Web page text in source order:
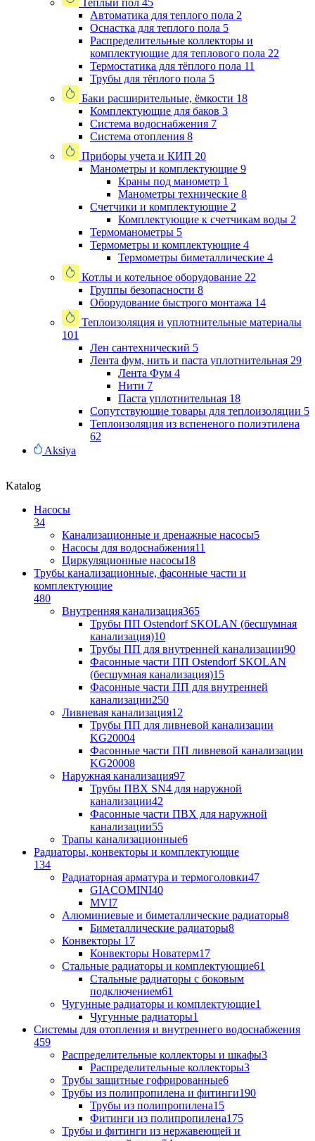
Теплый пол 45
Автоматика для теплого пола 2
Оснастка для теплого пола 5
Распределительные коллекторы и
комплектующие для теплового пола 22
Термостатика для тёплого пола 11
Трубы для тёплого пола 5
Баки расширительные, ёмкости 18
Комплектующие для баков 3
Система водоснабжения 7
Система отопления 8
Приборы учета и КИП 20
Манометры и комплектующие 9
Краны под манометр 1
Манометры технические 8
Счетчики и комплектующие 2
Комплектующие к счетчикам воды 2
Термоманометры 5
Термометры и комплектующие 4
Термометры биметаллические 4
Котлы и котельное оборудование 22
Группы безопасности 8
Оборудование быстрого монтажа 14
Теплоизоляция и уплотнительные материалы
101
Лен сантехнический 5
Лента фум, нить и паста уплотнительная 29
Лента Фум 4
Нити 7
Паста уплотнительная 18
Сопутствующие товары для теплоизоляции 5
Теплоизоляция из вспененого полиэтилена
62
Aksiya
Katalog
Насосы
34
Канализационные и дренажные насосы5
Насосы для водоснабжения11
Циркуляционные насосы18
Трубы канализационные, фасонные части и
комплектующие
480
Внутренняя канализация365
Трубы ПП Ostendorf SKOLAN (бесшумная
канализация)10
Трубы ПП для внутренней канализации90
Фасонные части ПП Ostendorf SKOLAN
(бесшумная канализация)15
Фасонные части ПП для внутренней
канализации250
Ливневая канализация12
Трубы ПП для ливневой канализации
KG20004
Фасонные части ПП ливневой канализации
KG20008
Наружная канализация97
Трубы ПВХ SN4 для наружной
канализации42
Фасонные части ПВХ для наружной
канализации55
Трапы канализационные6
Радиаторы, конвекторы и комплектующие
134
Радиаторная арматура и термоголовки47
GIACOMINI40
MVI7
Алюминиевые и биметаллические радиаторы8
Биметаллические радиаторы8
Конвекторы 17
Конвекторы Новатерм17
Стальные радиаторы и комплектующие61
Стальные радиаторы с боковым
подключением61
Чугунные радиаторы и комплектующие1
Чугунные радиаторы1
Системы для отопления и внутреннего водоснабжения
459
Распределительные коллекторы и шкафы3
Распределительные коллекторы3
Трубы защитные гофрированные6
Трубы из полипропилена и фитинги190
Трубы из полипропилена15
Фитинги из полипропилена175
Трубы и фитинги из нержавеющей и